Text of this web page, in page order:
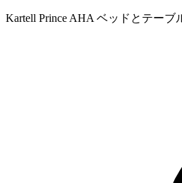
Kartell Prince AHA ベッドとテー